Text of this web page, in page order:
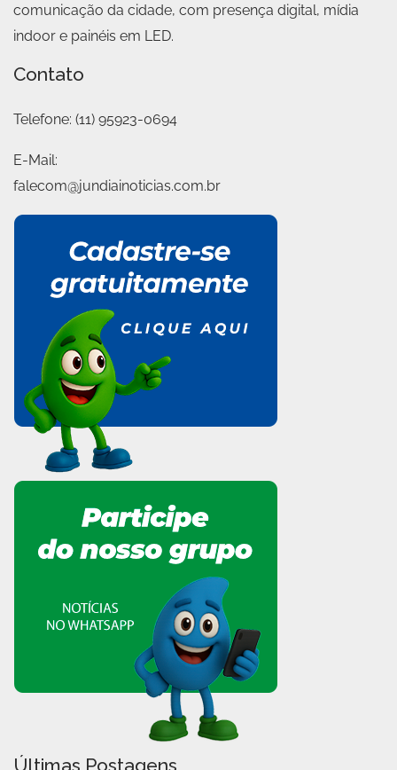
comunicação da cidade, com presença digital, mídia
indoor e painéis em LED.
Contato
Telefone: (11) 95923-0694
E-Mail:
falecom@jundiainoticias.com.br
Últimas Postagens